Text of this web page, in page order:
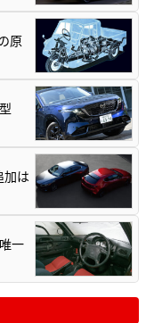
原
加は
一